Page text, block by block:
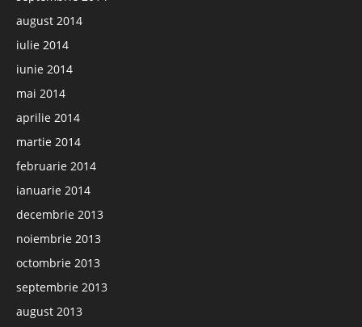
august 2014
iulie 2014
iunie 2014
mai 2014
aprilie 2014
martie 2014
februarie 2014
ianuarie 2014
decembrie 2013
noiembrie 2013
octombrie 2013
septembrie 2013
august 2013